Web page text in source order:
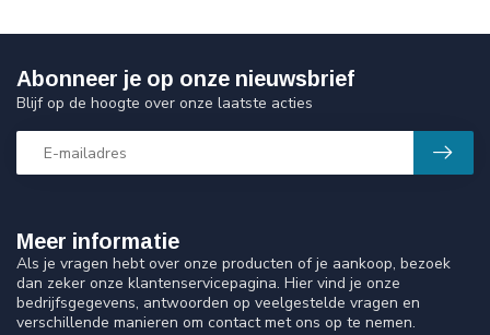
Meer informatie
Als je vragen hebt over onze producten of je aankoop, bezoek
dan zeker onze klantenservicepagina. Hier vind je onze
bedrijfsgegevens, antwoorden op veelgestelde vragen en
verschillende manieren om contact met ons op te nemen.
Abonneer je op onze nieuwsbrief
Blijf op de hoogte over onze laatste acties